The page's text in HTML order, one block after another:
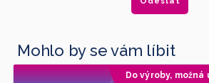
Mohlo by se vám líbit
Do výroby,